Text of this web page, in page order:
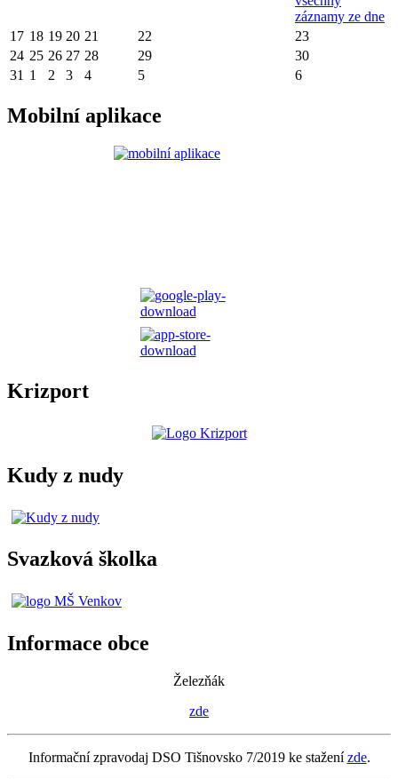
záznamy ze dne
17 18 19 20 21 22
23
24 25 26 27 28 29
30
31 1 2 3 4 5 6
Mobilní aplikace
Krizport
Kudy z nudy
Svazková školka
Informace obce
Železňák
zde
Informační zpravodaj DSO Tišnovsko 7/2019 ke staženízde.